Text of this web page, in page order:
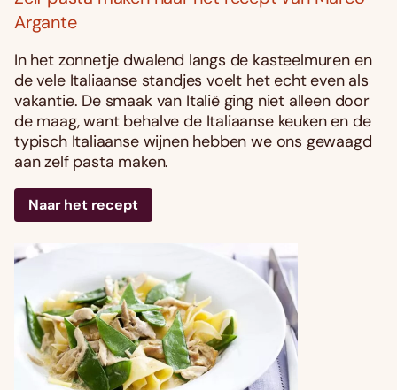
Argante
In het zonnetje dwalend langs de kasteelmuren en
de vele Italiaanse standjes voelt het echt even als
vakantie. De smaak van Italië ging niet alleen door
de maag, want behalve de Italiaanse keuken en de
typisch Italiaanse wijnen hebben we ons gewaagd
aan zelf pasta maken.
Naar het recept